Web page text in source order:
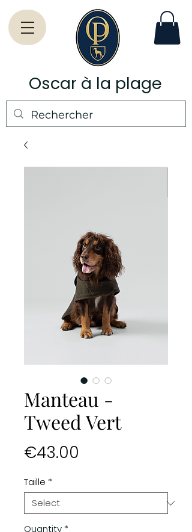
Oscar à la plage
Manteau -
Tweed Vert
€43.00
Taille *
Quantity *